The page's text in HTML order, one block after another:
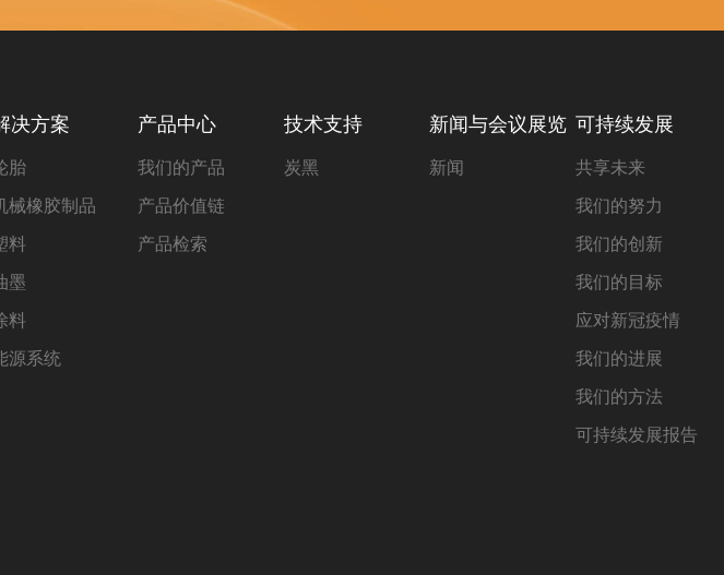
决方案
胎
械橡胶制品
料
墨
料
源系统
产品中心
我们的产品
产品价值链
产品检索
技术支持
炭黑
新闻与会议展览
新闻
可持续发展
共享未来
我们的努力
我们的创新
我们的目标
应对新冠疫情
我们的进展
我们的方法
可持续发展报告